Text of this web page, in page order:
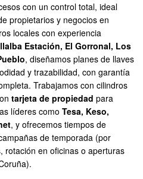
con un control total, ideal
propietarios y negocios en
locales con experiencia
Estación, El Gorronal, Los
, diseñamos planes de llaves
y trazabilidad, con garantía
Trabajamos con cilindros
tarjeta de propiedad para
líderes como Tesa, Keso,
, y ofrecemos tiempos de
de temporada (por
rotación en oficinas o aperturas